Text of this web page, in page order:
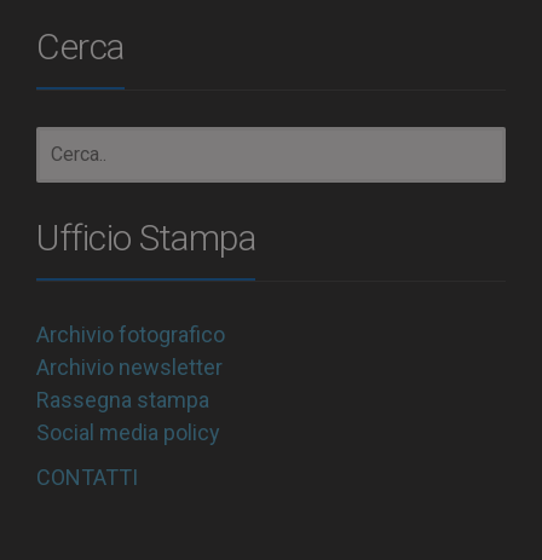
Cerca
Ufficio Stampa
Archivio fotografico
Archivio newsletter
Rassegna stampa
Social media policy
CONTATTI